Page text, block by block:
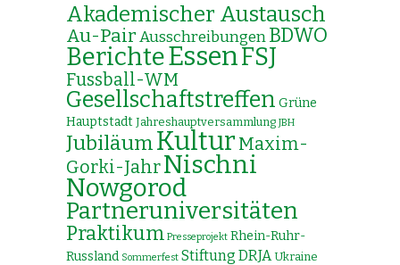
Akademischer Austausch
Au-PairAusschreibungenBDWO
BerichteEssenFSJ
Fussball-WM
Gesellschaftstreffen Grüne
Hauptstadt Jahreshauptversammlung JBH
JubiläumKultur Maxim-
Gorki-JahrNischni
Nowgorod
Partneruniversitäten
Praktikum Presseprojekt Rhein-Ruhr-
Russland Sommerfest Stiftung DRJA Ukraine